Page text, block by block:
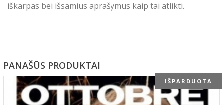
iškarpas bei išsamius aprašymus kaip tai atlikti.
PANAŠŪS PRODUKTAI
IŠPARDUOTA